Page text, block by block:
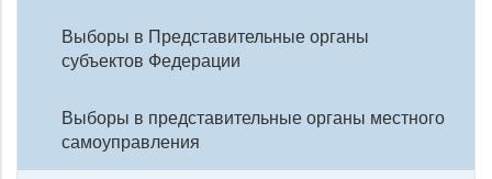
Выборы в Представительные органы
субъектов Федерации
Выборы в представительные органы местного
самоуправления